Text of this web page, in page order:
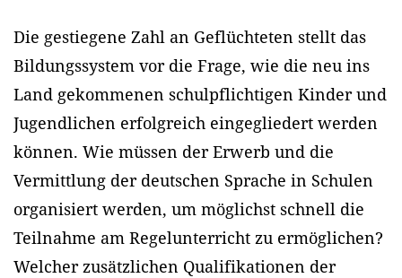
Die gestiegene Zahl an Geflüchteten stellt das
Bildungssystem vor die Frage, wie die neu ins
Land gekommenen schulpflichtigen Kinder und
Jugendlichen erfolgreich eingegliedert werden
können. Wie müssen der Erwerb und die
Vermittlung der deutschen Sprache in Schulen
organisiert werden, um möglichst schnell die
Teilnahme am Regelunterricht zu ermöglichen?
Welcher zusätzlichen Qualifikationen der